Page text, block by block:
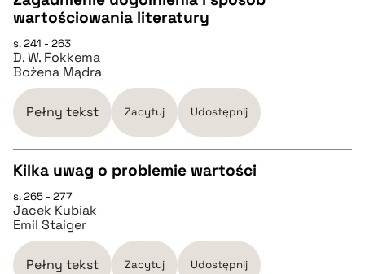
pobierz cytat
pobierz cytat
pobierz cytat
wartościowania literatury
s. 241 - 263
D. W. Fokkema
Bożena Mądra
Pełny tekst Zacytuj Udostępnij
CZYSTY TEKST
pobierz cytat
Kilka uwag o problemie wartości
s. 265 - 277
Jacek Kubiak
Emil Staiger
Pełny tekst Zacytuj Udostępnij